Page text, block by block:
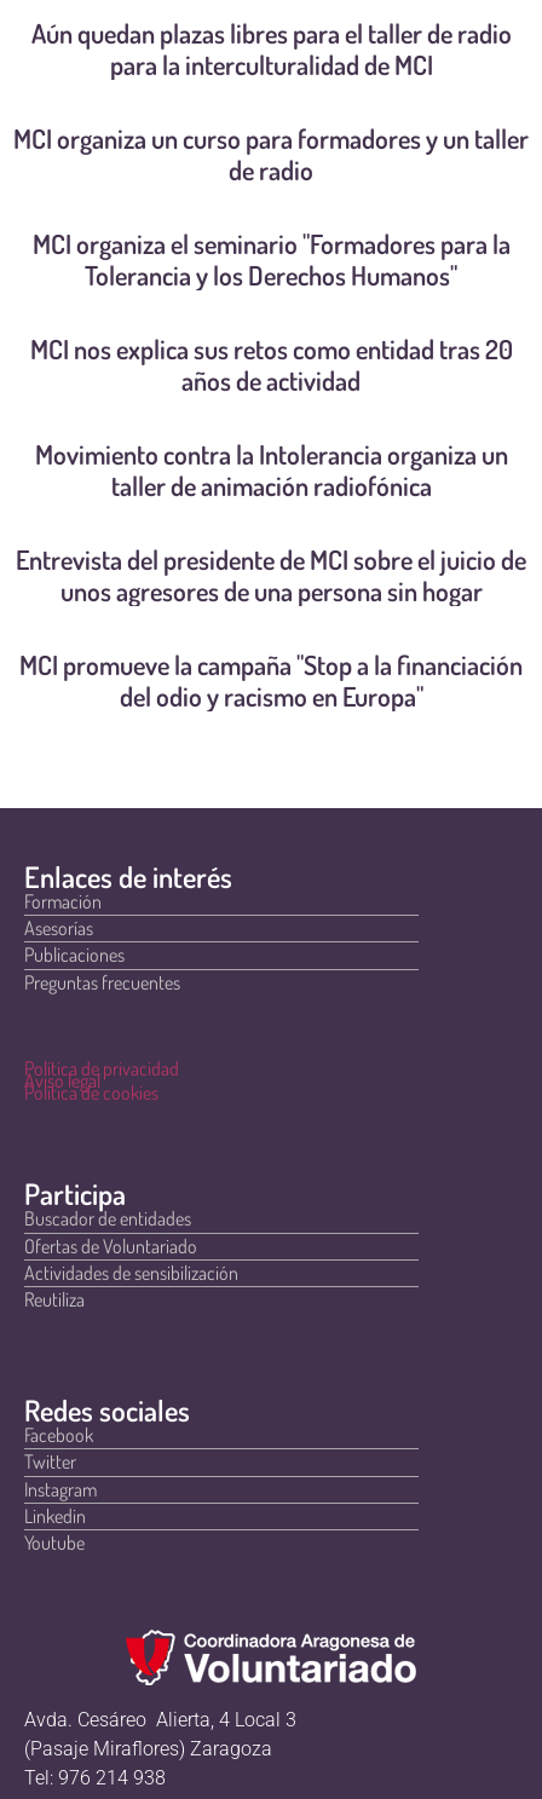
Aún quedan plazas libres para el taller de radio
para la interculturalidad de MCI
MCI organiza un curso para formadores y un taller
de radio
MCI organiza el seminario "Formadores para la
Tolerancia y los Derechos Humanos"
MCI nos explica sus retos como entidad tras 20
años de actividad
Movimiento contra la Intolerancia organiza un
taller de animación radiofónica
Entrevista del presidente de MCI sobre el juicio de
unos agresores de una persona sin hogar
MCI promueve la campaña "Stop a la financiación
del odio y racismo en Europa"
Enlaces de interés
Formación
Asesorías
Publicaciones
Preguntas frecuentes
Política de privacidad
Aviso legal
Política de cookies
Participa
Buscador de entidades
Ofertas de Voluntariado
Actividades de sensibilización
Reutiliza
Redes sociales
Facebook
Twitter
Instagram
Linkedin
Youtube
Avda. Cesáreo Alierta, 4 Local 3
(Pasaje Miraflores) Zaragoza
Tel: 976 214 938